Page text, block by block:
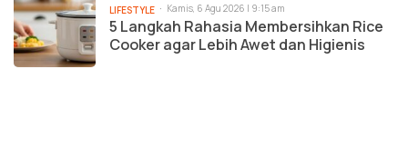
LIFESTYLE Kamis, 6 Agu 2026 | 9:15 am
5 Langkah Rahasia Membersihkan Rice
Cooker agar Lebih Awet dan Higienis